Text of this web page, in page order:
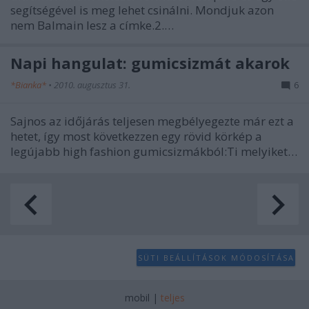
segítségével is meg lehet csinálni. Mondjuk azon
nem Balmain lesz a címke.2.…
Napi hangulat: gumicsizmát akarok
*Bianka* • 2010. augusztus 31. 6
Sajnos az időjárás teljesen megbélyegezte már ezt a
hetet, így most következzen egy rövid körkép a
legújabb high fashion gumicsizmákból:Ti melyiket…
SÜTI BEÁLLÍTÁSOK MÓDOSÍTÁSA
mobil | teljes